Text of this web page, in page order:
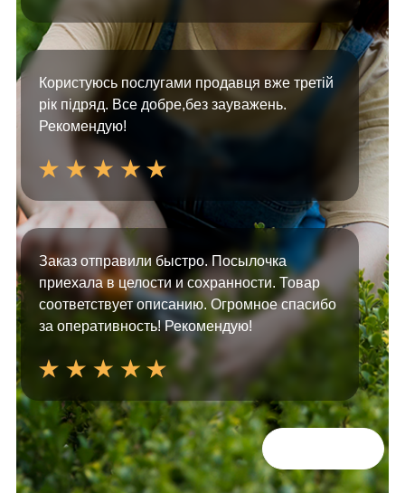
Користуюсь послугами продавця вже третій
рік підряд. Все добре,без зауважень.
Рекомендую!
Заказ отправили быстро. Посылочка
приехала в целости и сохранности. Товар
соответствует описанию. Огромное спасибо
за оперативность! Рекомендую!